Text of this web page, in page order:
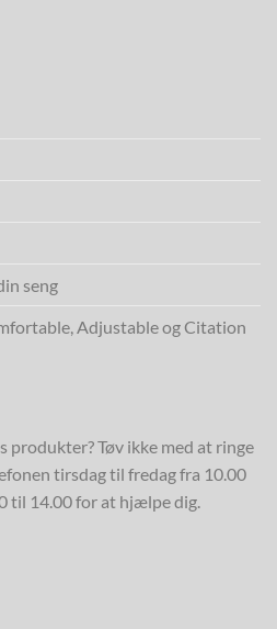
seng
Adjustable og Citation
produkter? Tøv ikke med at ringe
tirsdag til fredag fra 10.00
til 14.00 for at hjælpe dig.